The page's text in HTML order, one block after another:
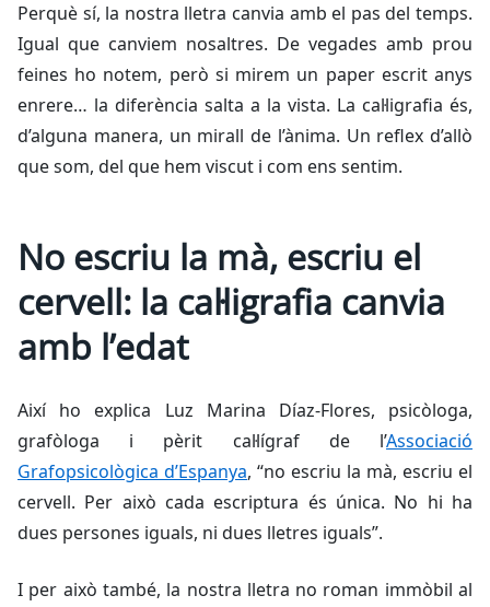
Perquè sí, la nostra lletra canvia amb el pas del temps.
Igual que canviem nosaltres. De vegades amb prou
feines ho notem, però si mirem un paper escrit anys
enrere… la diferència salta a la vista. La cal·ligrafia és,
d’alguna manera, un mirall de l’ànima. Un reflex d’allò
que som, del que hem viscut i com ens sentim.
No escriu la mà, escriu el
cervell: la cal·ligrafia canvia
amb l’edat
Així ho explica Luz Marina Díaz-Flores, psicòloga,
grafòloga i pèrit cal·lígraf de l’Associació
Grafopsicològica d’Espanya, “no escriu la mà, escriu el
cervell. Per això cada escriptura és única. No hi ha
dues persones iguals, ni dues lletres iguals”.
I per això també, la nostra lletra no roman immòbil al